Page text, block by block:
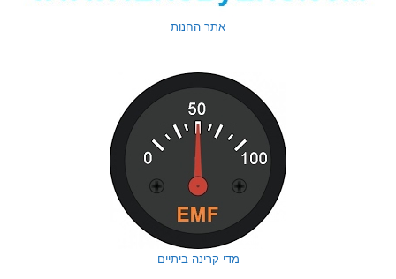
אתר החנות
מדי קרינה ביתיים